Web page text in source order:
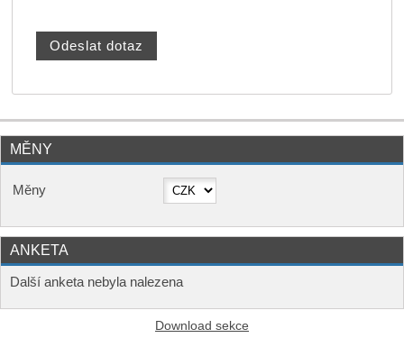
MĚNY
Měny
ANKETA
Další anketa nebyla nalezena
Download sekce